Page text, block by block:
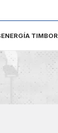
ENERGÍA TIMBO